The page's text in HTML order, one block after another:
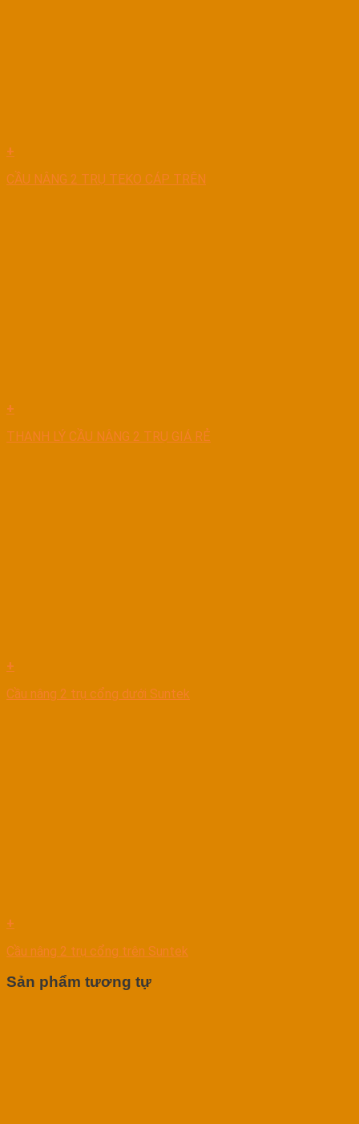
+
CẦU NÂNG 2 TRỤ TEKO CÁP TRÊN
+
THANH LÝ CẦU NÂNG 2 TRỤ GIÁ RẺ
+
Cầu nâng 2 trụ cổng dưới Suntek
+
Cầu nâng 2 trụ cổng trên Suntek
Sản phẩm tương tự